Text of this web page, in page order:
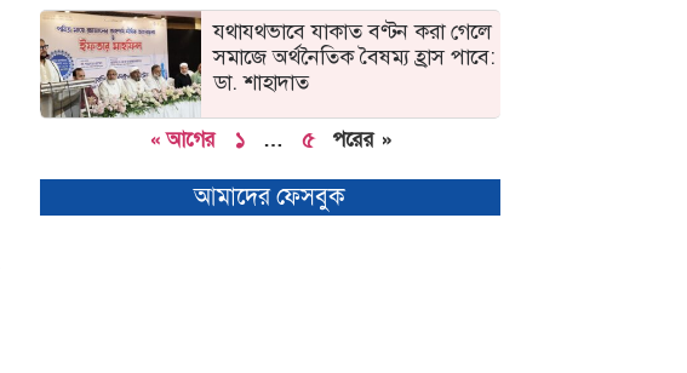
যথাযথভাবে যাকাত বণ্টন করা গেলে
সমাজে অর্থনৈতিক বৈষম্য হ্রাস পাবে:
ডা. শাহাদাত
« আগের ১ … ৫ পরের »
আমাদের ফেসবুক